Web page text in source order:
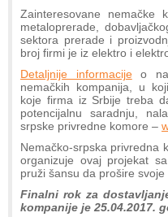
Zainteresovane nemačke
metaloprerade,
sektora prerade i
broj firmi je iz elektro i
Detaljnije informacijeo
nemačkih kompanija, u
koje firma iz Srbije treba
potencijalnu saradnju,
srpske privredne komore –
Nemačko-srpska privredna
organizuje ovaj projekat
pruži šansu da prošire
Finalni rok za
kompanije je 25.04.2017.